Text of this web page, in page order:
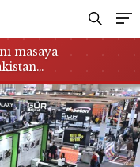
masaya